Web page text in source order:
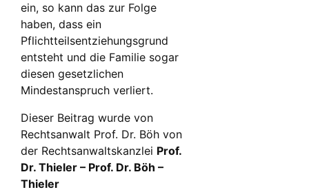
ein, so kann das zur Folge
haben, dass ein
Pflichtteilsentziehungsgrund
entsteht und die Familie sogar
diesen gesetzlichen
Mindestanspruch verliert.
Dieser Beitrag wurde von
Rechtsanwalt Prof. Dr. Böh von
der Rechtsanwaltskanzlei Prof.
Dr. Thieler – Prof. Dr. Böh –
Thieler